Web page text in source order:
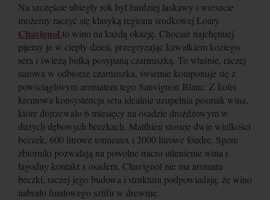
Na szczęście ubiegły rok był bardziej łaskawy i wreszcie
możemy raczyć się klasyką regionu środkowej Loary.
Chavignol to wino na każdą okazję. Chociaż najchętniej
pijemy je w ciepły dzień, przegryzając kawałkiem koziego
sera i świeżą bułką posypaną czarnuszką. To właśnie, raczej
surowa w odbiorze czarnuszka, świetnie komponuje się z
powściągliwym aromatem tego Sauvignon Blanc. Z kolei
kremowa konsystencja sera idealnie uzupełnia posmak wina,
które dojrzewało 6 miesięcy na osadzie drożdżowym w
dużych dębowych beczkach. Matthieu stosuje dwie wielkości
beczek, 600 litrowe tonneaux i 2000 litrowe foudre. Spore
zbiorniki pozwalają na powolne micro utlenienie wina i
łagodny kontakt z osadem. Chavignol nie ma aromatu
beczki, raczej jego budowa i struktura podpowiadają, że wino
nabrało finałowego szlifu w drewnie.